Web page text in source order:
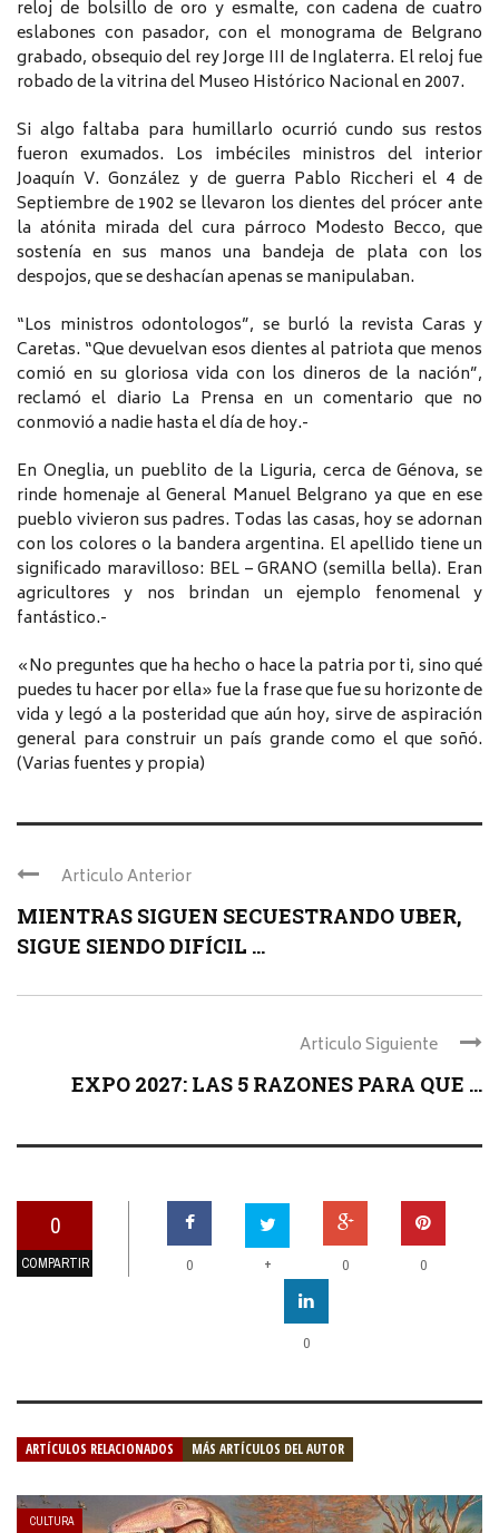
reloj de bolsillo de oro y esmalte, con cadena de cuatro
eslabones con pasador, con el monograma de Belgrano
grabado, obsequio del rey Jorge III de Inglaterra. El reloj fue
robado de la vitrina del Museo Histórico Nacional en 2007.
Si algo faltaba para humillarlo ocurrió cundo sus restos
fueron exumados. Los imbéciles ministros del interior
Joaquín V. González y de guerra Pablo Riccheri el 4 de
Septiembre de 1902 se llevaron los dientes del prócer ante
la atónita mirada del cura párroco Modesto Becco, que
sostenía en sus manos una bandeja de plata con los
despojos, que se deshacían apenas se manipulaban.
“Los ministros odontologos”, se burló la revista Caras y
Caretas. “Que devuelvan esos dientes al patriota que menos
comió en su gloriosa vida con los dineros de la nación”,
reclamó el diario La Prensa en un comentario que no
conmovió a nadie hasta el día de hoy.-
En Oneglia, un pueblito de la Liguria, cerca de Génova, se
rinde homenaje al General Manuel Belgrano ya que en ese
pueblo vivieron sus padres. Todas las casas, hoy se adornan
con los colores o la bandera argentina. El apellido tiene un
significado maravilloso: BEL – GRANO (semilla bella). Eran
agricultores y nos brindan un ejemplo fenomenal y
fantástico.-
«No preguntes que ha hecho o hace la patria por ti, sino qué
puedes tu hacer por ella» fue la frase que fue su horizonte de
vida y legó a la posteridad que aún hoy, sirve de aspiración
general para construir un país grande como el que soñó.
(Varias fuentes y propia)
Articulo Anterior
MIENTRAS SIGUEN SECUESTRANDO UBER,
SIGUE SIENDO DIFÍCIL ...
Articulo Siguiente
EXPO 2027: LAS 5 RAZONES PARA QUE ...
0
COMPARTIR 0 + 0 0
0
ARTÍCULOS RELACIONADOS MÁS ARTÍCULOS DEL AUTOR
CULTURA